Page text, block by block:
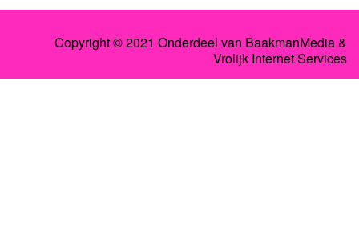
Copyright © 2021 Onderdeel van BaakmanMedia&
Vrolijk Internet Services